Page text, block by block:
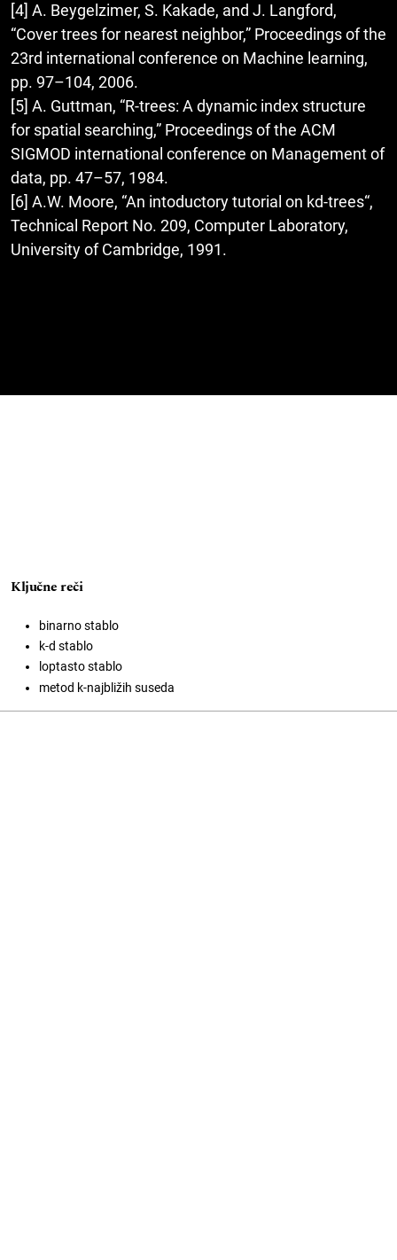
[4] A. Beygelzimer, S. Kakade, and J. Langford,
“Cover trees for nearest neighbor,” Proceedings of the
23rd international conference on Machine learning,
pp. 97–104, 2006.
[5] A. Guttman, “R-trees: A dynamic index structure
for spatial searching,” Proceedings of the ACM
SIGMOD international conference on Management of
data, pp. 47–57, 1984.
[6] A.W. Moore, “An intoductory tutorial on kd-trees“,
Technical Report No. 209, Computer Laboratory,
University of Cambridge, 1991.
Ključne reči
binarno stablo
k-d stablo
loptasto stablo
metod k-najbližih suseda